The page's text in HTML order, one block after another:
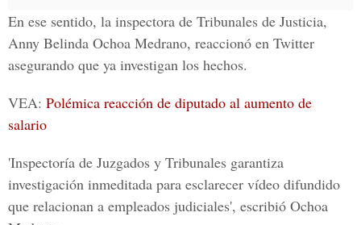
En ese sentido, la inspectora de Tribunales de Justicia,
Anny Belinda Ochoa Medrano, reaccionó en Twitter
asegurando que ya investigan los hechos.
VEA: Polémica reacción de diputado al aumento de
salario
'Inspectoría de Juzgados y Tribunales garantiza
investigación inmeditada para esclarecer vídeo difundido
que relacionan a empleados judiciales', escribió Ochoa